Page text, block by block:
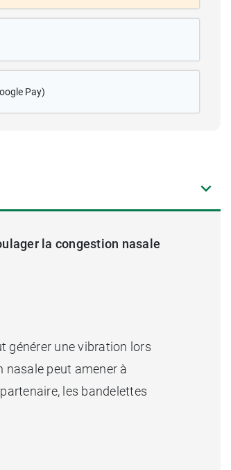
Pay)
la congestion nasale
générer une vibration lors
nasale peut amener à
les bandelettes